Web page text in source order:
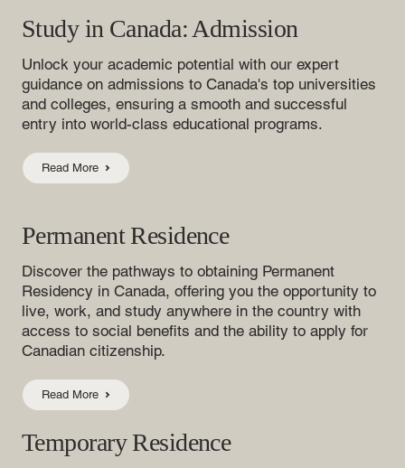
Study in Canada: Admission
Unlock your academic potential with our expert
guidance on admissions to Canada's top universities
and colleges, ensuring a smooth and successful
entry into world-class educational programs.
Read More
Permanent Residence
Discover the pathways to obtaining Permanent
Residency in Canada, offering you the opportunity to
live, work, and study anywhere in the country with
access to social benefits and the ability to apply for
Canadian citizenship.
Read More
Temporary Residence